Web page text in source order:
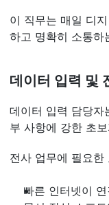
이 직무는 매일 디
하고 명확히 소통하
데이터 입력 및
데이터 입력 담당자
부 사항에 강한 초
전사 업무에 필요한
빠른 인터넷이